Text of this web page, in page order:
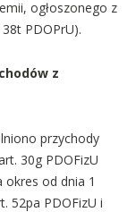
ogłoszonego z
PDOPrU).
z
przychody
30g PDOFizU
od dnia 1
52pa PDOFizU i